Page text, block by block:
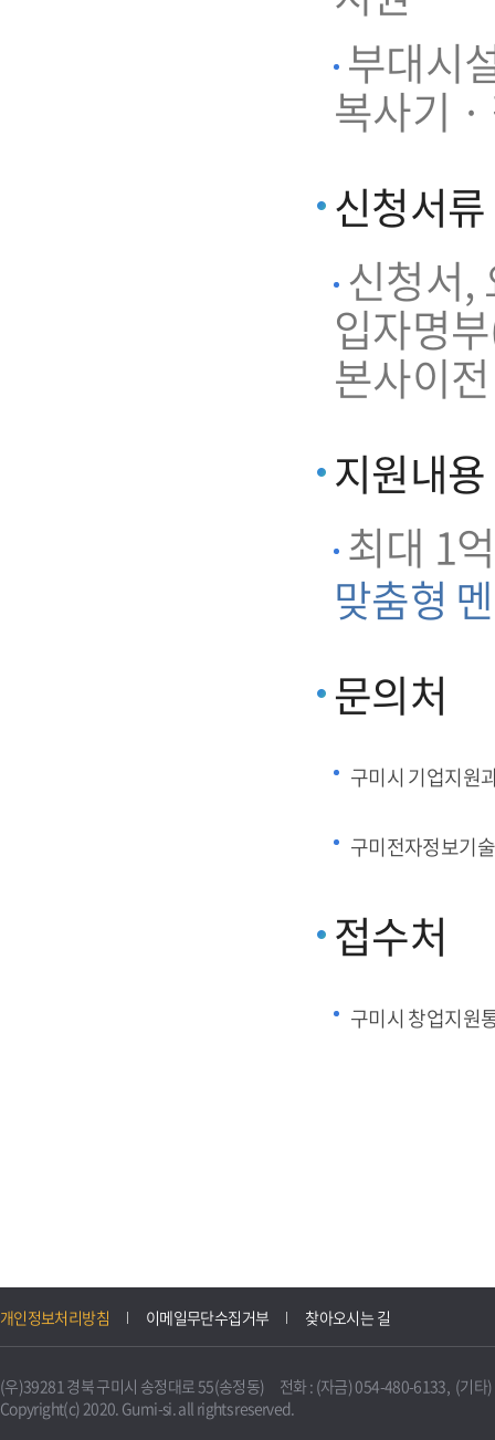
부대시
복사기
신청서류
신청서,
입자명
본사이
지원내용
최대 1
맞춤형
문의처
구미시 기업지원
구미전자정보기
접수처
구미시 창업지원
개인정보처리방침 이메일무단수집거부 찾아오시는 길
(우)39281 경북 구미시 송정대로 55(송정동) 전화 : (자금) 054-480-6133, (기타
Copyright(c) 2020. Gumi-si. all rights reserved.